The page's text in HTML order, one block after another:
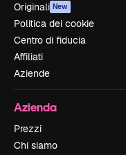
Originali New
Politica dei cookie
Centro di fiducia
Affiliati
Aziende
Azienda
Prezzi
Chi siamo